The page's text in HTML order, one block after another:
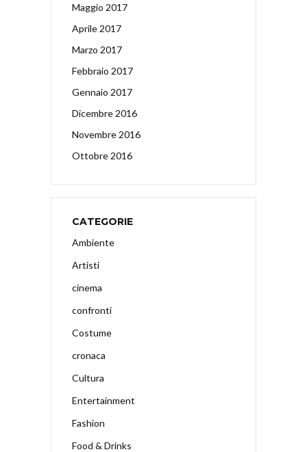
Maggio 2017
Aprile 2017
Marzo 2017
Febbraio 2017
Gennaio 2017
Dicembre 2016
Novembre 2016
Ottobre 2016
CATEGORIE
Ambiente
Artisti
cinema
confronti
Costume
cronaca
Cultura
Entertainment
Fashion
Food & Drinks